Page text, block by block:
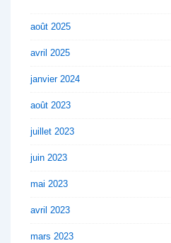
août 2025
avril 2025
janvier 2024
août 2023
juillet 2023
juin 2023
mai 2023
avril 2023
mars 2023